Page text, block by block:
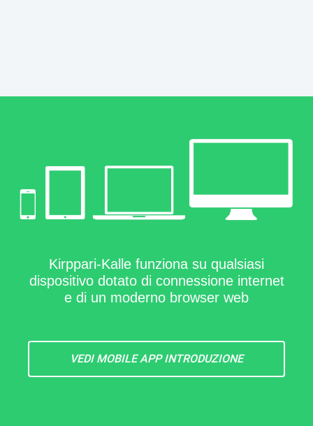
Kirppari-Kalle funziona su qualsiasi
dispositivo dotato di connessione internet
e di un moderno browser web